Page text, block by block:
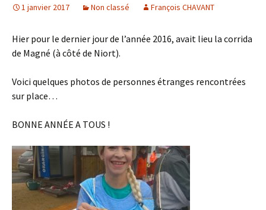
1 janvier 2017 Non classé François CHAVANT
Hier pour le dernier jour de l’année 2016, avait lieu la corrida
de Magné (à côté de Niort).
Voici quelques photos de personnes étranges rencontrées
sur place…
BONNE ANNÉE A TOUS !